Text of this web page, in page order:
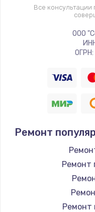
Все
ООО
Ремонт
Ремонт
Ремонт